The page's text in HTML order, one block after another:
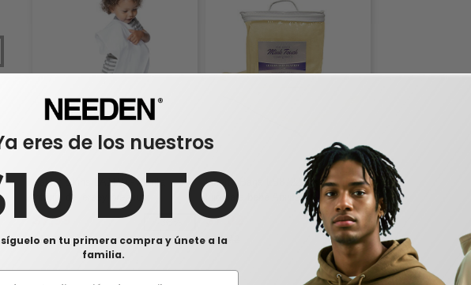
Rabbit Skins LA1110 - Manta
infantil de jersey premium
$7,99
$12,92
Liberty Bags LB8722 - Manta de
lujo para bebé Apline Fleece Mink
Touch
$7,02
$14,62
-52%
eres de los nuestros
DTO
en tu primera compra y únete a la
familia.